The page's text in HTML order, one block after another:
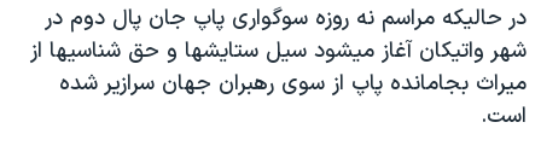
در حاليکه مراسم نه روزه سوگواری پاپ جان پال دوم در
شهر واتيکان آغاز ميشود سيل ستايشها و حق شناسيها از
ميراث بجامانده پاپ از سوی رهبران جهان سرازير شده
است.